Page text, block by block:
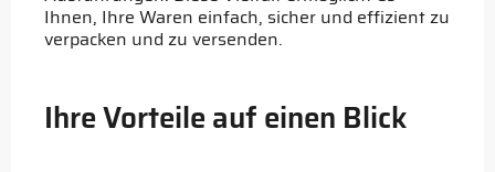
Ihnen, Ihre Waren einfach, sicher und effizient zu
verpacken und zu versenden.
Ihre Vorteile auf einen Blick